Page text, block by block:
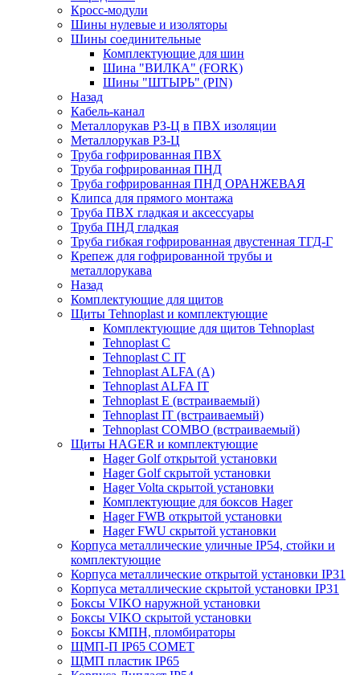
Кросс-модули
Шины нулевые и изоляторы
Шины соединительные
Комплектующие для шин
Шина "ВИЛКА" (FORK)
Шины "ШТЫРЬ" (PIN)
Назад
Кабель-канал
Металлорукав РЗ-Ц в ПВХ изоляции
Металлорукав РЗ-Ц
Труба гофрированная ПВХ
Труба гофрированная ПНД
Труба гофрированная ПНД ОРАНЖЕВАЯ
Клипса для прямого монтажа
Труба ПВХ гладкая и аксессуары
Труба ПНД гладкая
Труба гибкая гофрированная двустенная ТГД-Г
Крепеж для гофрированной трубы и
металлорукава
Назад
Комплектующие для щитов
Щиты Tehnoplast и комплектующие
Комплектующие для щитов Tehnoplast
Tehnoplast C
Tehnoplast C IT
Tehnoplast ALFA (А)
Tehnoplast ALFA IT
Tehnoplast E (встраиваемый)
Tehnoplast IT (встраиваемый)
Tehnoplast COMBO (встраиваемый)
Щиты HAGER и комплектующие
Hager Golf открытой установки
Hager Golf скрытой установки
Hager Volta скрытой установки
Комплектующие для боксов Hager
Hager FWB открытой установки
Hager FWU скрытой установки
Корпуса металлические уличные IP54, стойки и
комплектующие
Корпуса металлические открытой установки IP31
Корпуса металлические скрытой установки IP31
Боксы VIKO наружной установки
Боксы VIKO скрытой установки
Боксы КМПН, пломбираторы
ЩМП-П IP65 COMET
ЩМП пластик IP65